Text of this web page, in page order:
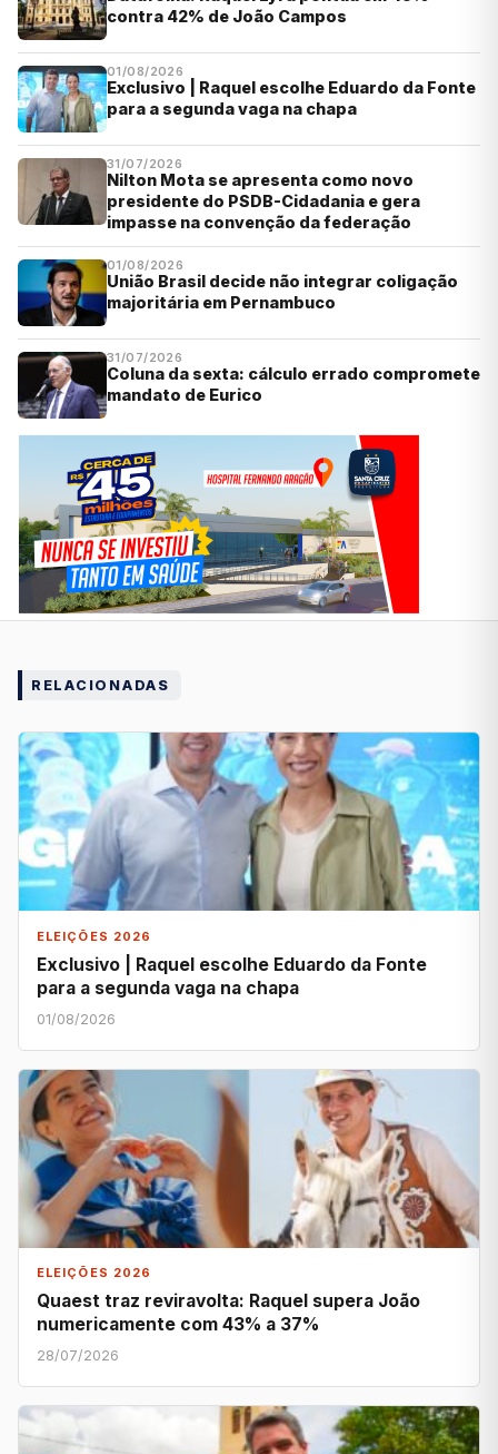
contra 42% de João Campos
01/08/2026
Exclusivo | Raquel escolhe Eduardo da Fonte
para a segunda vaga na chapa
31/07/2026
Nilton Mota se apresenta como novo
presidente do PSDB-Cidadania e gera
impasse na convenção da federação
01/08/2026
União Brasil decide não integrar coligação
majoritária em Pernambuco
31/07/2026
Coluna da sexta: cálculo errado compromete
mandato de Eurico
RELACIONADAS
ELEIÇÕES 2026
Exclusivo | Raquel escolhe Eduardo da Fonte
para a segunda vaga na chapa
01/08/2026
ELEIÇÕES 2026
Quaest traz reviravolta: Raquel supera João
numericamente com 43% a 37%
28/07/2026